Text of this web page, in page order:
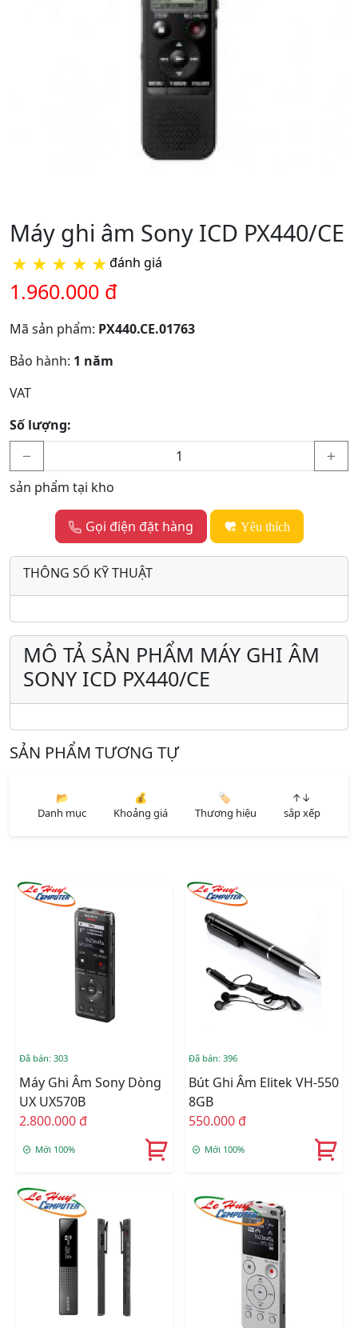
Máy ghi âm Sony ICD PX440/CE
★ ★ ★ ★ ★đánh giá
1.960.000 đ
Mã sản phẩm: PX440.CE.01763
Bảo hành: 1 năm
VAT
Số lượng:
sản phẩm tại kho
Gọi điện đặt hàng Yêu thích
THÔNG SỐ KỸ THUẬT
MÔ TẢ SẢN PHẨM MÁY GHI ÂM
SONY ICD PX440/CE
SẢN PHẨM TƯƠNG TỰ
📂
Danh mục
💰
Khoảng giá
🏷️
Thương hiệu
↑↓
sắp xếp
Đã bán: 303
Máy Ghi Âm Sony Dòng
UX UX570B
2.800.000 đ
Mới 100%
Đã bán: 396
Bút Ghi Âm Elitek VH-550
8GB
550.000 đ
Mới 100%